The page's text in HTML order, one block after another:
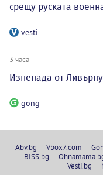
срещу руската
vesti
3 часа
Изненада от
gong
Abv.bg Vbox7.com
BISS.bg
Vesti.bg